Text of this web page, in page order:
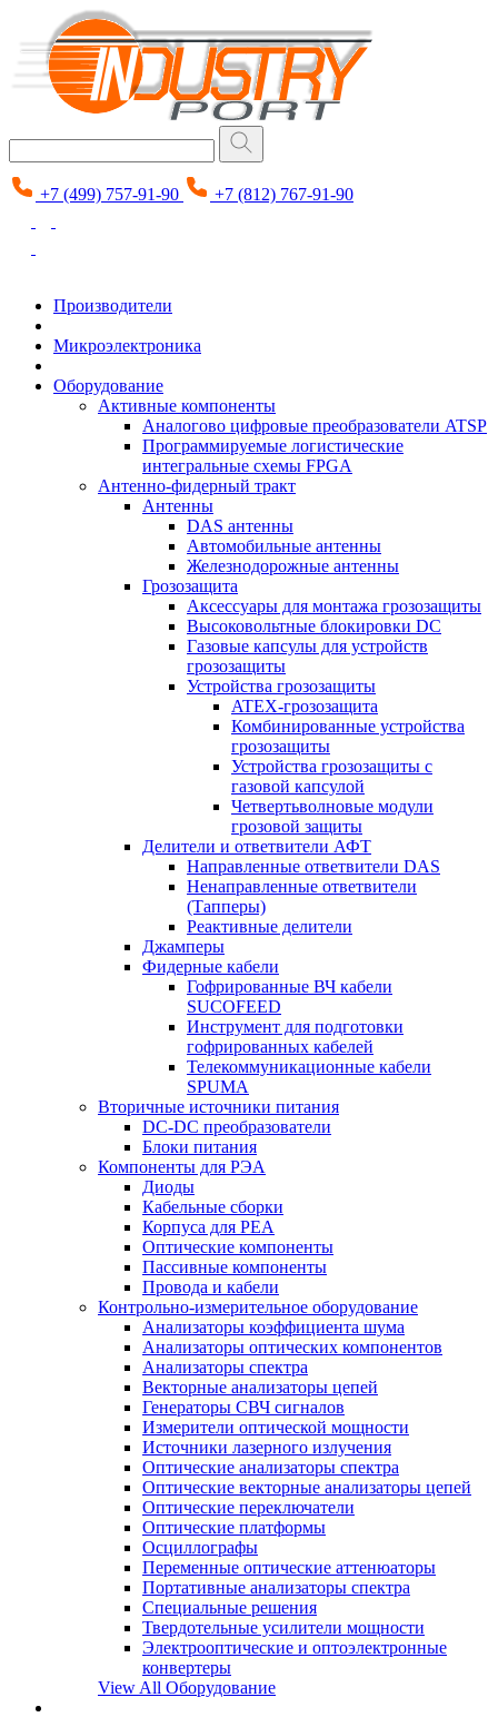
+7 (499) 757-91-90 +7 (812) 767-91-90
Производители
Микроэлектроника
Оборудование
Активные компоненты
Аналогово цифровые преобразователи ATSP
Программируемые логистические
интегральные схемы FPGA
Антенно-фидерный тракт
Антенны
DAS антенны
Автомобильные антенны
Железнодорожные антенны
Грозозащита
Аксессуары для монтажа грозозащиты
Высоковольтные блокировки DC
Газовые капсулы для устройств
грозозащиты
Устройства грозозащиты
ATEX-грозозащита
Комбинированные устройства
грозозащиты
Устройства грозозащиты с
газовой капсулой
Четвертьволновые модули
грозовой защиты
Делители и ответвители АФТ
Направленные ответвители DAS
Ненаправленные ответвители
(Тапперы)
Реактивные делители
Джамперы
Фидерные кабели
Гофрированные ВЧ кабели
SUCOFEED
Инструмент для подготовки
гофрированных кабелей
Телекоммуникационные кабели
SPUMA
Вторичные источники питания
DC-DC преобразователи
Блоки питания
Компоненты для РЭА
Диоды
Кабельные сборки
Корпуса для РЕА
Оптические компоненты
Пассивные компоненты
Провода и кабели
Контрольно-измерительное оборудование
Анализаторы коэффициента шума
Анализаторы оптических компонентов
Анализаторы спектра
Векторные анализаторы цепей
Генераторы СВЧ сигналов
Измерители оптической мощности
Источники лазерного излучения
Оптические анализаторы спектра
Оптические векторные анализаторы цепей
Оптические переключатели
Оптические платформы
Осциллографы
Переменные оптические аттенюаторы
Портативные анализаторы спектра
Специальные решения
Твердотельные усилители мощности
Электрооптические и оптоэлектронные
конвертеры
View All Оборудование